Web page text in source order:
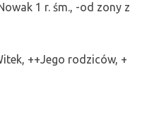
1 r. śm., -od zony z
++Jego rodziców, +